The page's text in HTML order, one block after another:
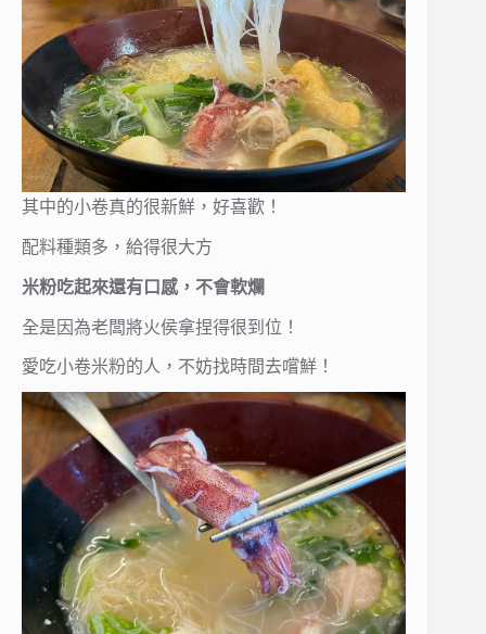
其中的小卷真的很新鮮，好喜歡！
配料種類多，給得很大方
米粉吃起來還有口感，不會軟爛
全是因為老闆將火侯拿捏得很到位！
愛吃小卷米粉的人，不妨找時間去嚐鮮！